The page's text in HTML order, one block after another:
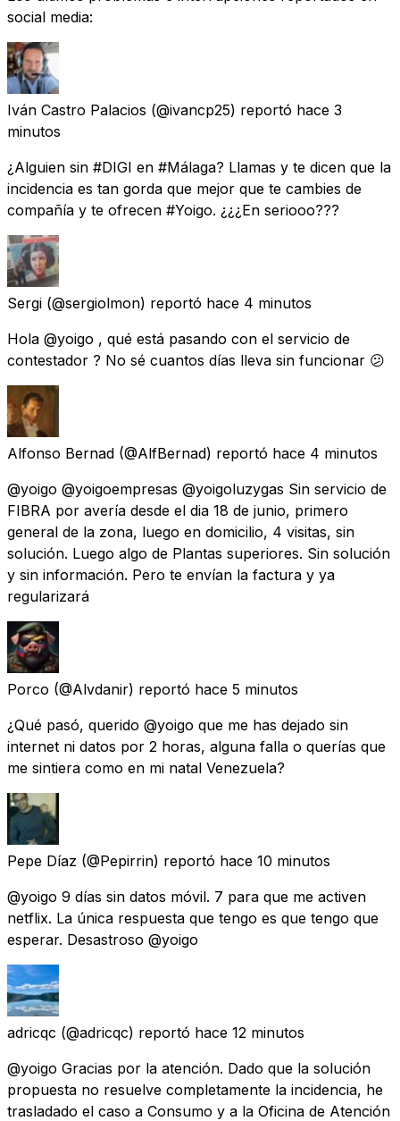
social media:
Iván Castro Palacios (@ivancp25) reportó hace 3
minutos
¿Alguien sin #DIGI en #Málaga? Llamas y te dicen que la
incidencia es tan gorda que mejor que te cambies de
compañía y te ofrecen #Yoigo. ¿¿¿En seriooo???
Sergi (@sergiolmon) reportó hace 4 minutos
Hola @yoigo , qué está pasando con el servicio de
contestador ? No sé cuantos días lleva sin funcionar 😕
Alfonso Bernad (@AlfBernad) reportó hace 4 minutos
@yoigo @yoigoempresas @yoigoluzygas Sin servicio de
FIBRA por avería desde el dia 18 de junio, primero
general de la zona, luego en domicilio, 4 visitas, sin
solución. Luego algo de Plantas superiores. Sin solución
y sin información. Pero te envían la factura y ya
regularizará
Porco (@Alvdanir) reportó hace 5 minutos
¿Qué pasó, querido @yoigo que me has dejado sin
internet ni datos por 2 horas, alguna falla o querías que
me sintiera como en mi natal Venezuela?
Pepe Díaz (@Pepirrin) reportó hace 10 minutos
@yoigo 9 días sin datos móvil. 7 para que me activen
netflix. La única respuesta que tengo es que tengo que
esperar. Desastroso @yoigo
adricqc (@adricqc) reportó hace 12 minutos
@yoigo Gracias por la atención. Dado que la solución
propuesta no resuelve completamente la incidencia, he
trasladado el caso a Consumo y a la Oficina de Atención